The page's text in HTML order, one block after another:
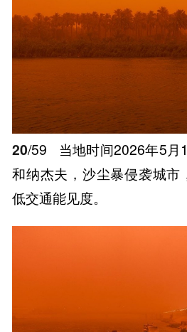
20/59
当地时间2026年5月
和纳杰夫，沙尘暴侵袭城市
低交通能见度。